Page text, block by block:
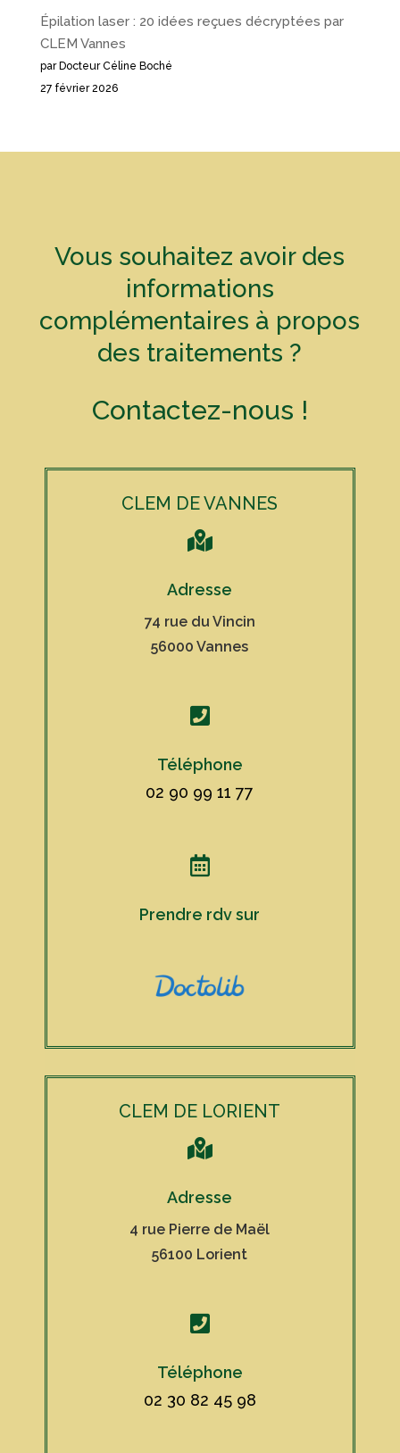
Épilation laser : 20 idées reçues décryptées par
CLEM Vannes
par Docteur Céline Boché
27 février 2026
Vous souhaitez avoir des
informations
complémentaires à propos
des traitements ?
Contactez-nous !
CLEM DE VANNES

Adresse
74 rue du Vincin
56000 Vannes

Téléphone
02 90 99 11 77

Prendre rdv sur
CLEM DE LORIENT

Adresse
4 rue Pierre de Maël
56100 Lorient

Téléphone
02 30 82 45 98